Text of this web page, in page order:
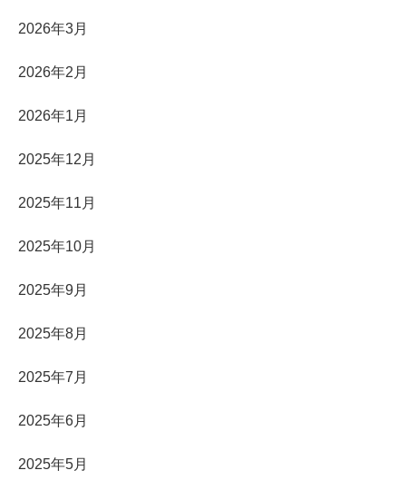
2026年3月
2026年2月
2026年1月
2025年12月
2025年11月
2025年10月
2025年9月
2025年8月
2025年7月
2025年6月
2025年5月